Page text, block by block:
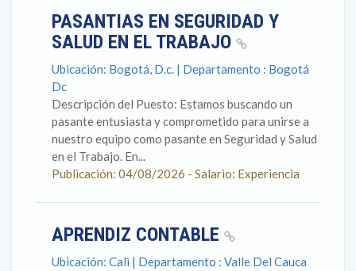
PASANTIAS EN SEGURIDAD Y
SALUD EN EL TRABAJO
Ubicación: Bogotá, D.c. | Departamento : Bogotá
Dc
Descripción del Puesto: Estamos buscando un
pasante entusiasta y comprometido para unirse a
nuestro equipo como pasante en Seguridad y Salud
en el Trabajo. En...
Publicación: 04/08/2026 - Salario: Experiencia
APRENDIZ CONTABLE
Ubicación: Cali | Departamento : Valle Del Cauca